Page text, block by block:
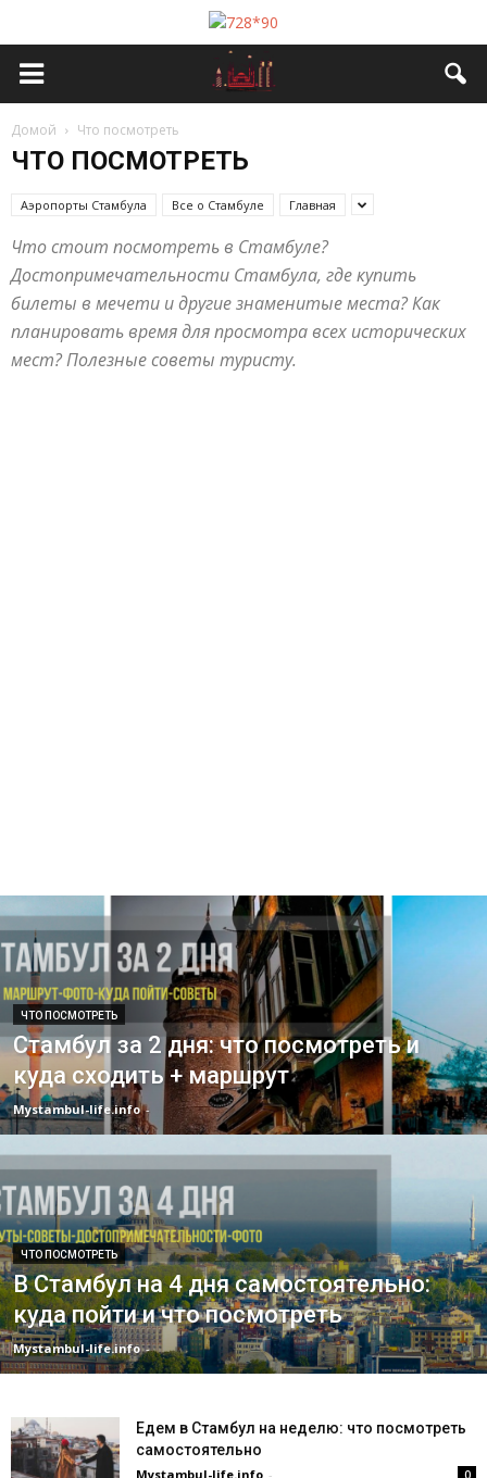
Домой Что посмотреть
ЧТО ПОСМОТРЕТЬ
Аэропорты Стамбула Все о Стамбуле Главная
Что стоит посмотреть в Стамбуле?
Достопримечательности Стамбула, где купить
билеты в мечети и другие знаменитые места? Как
планировать время для просмотра всех исторических
мест? Полезные советы туристу.
ЧТО ПОСМОТРЕТЬ
Стамбул за 2 дня: что посмотреть и
куда сходить + маршрут
Mystambul-life.info -
ЧТО ПОСМОТРЕТЬ
В Стамбул на 4 дня самостоятельно:
куда пойти и что посмотреть
Mystambul-life.info -
Едем в Стамбул на неделю: что посмотреть
самостоятельно
Mystambul-life.info - 0